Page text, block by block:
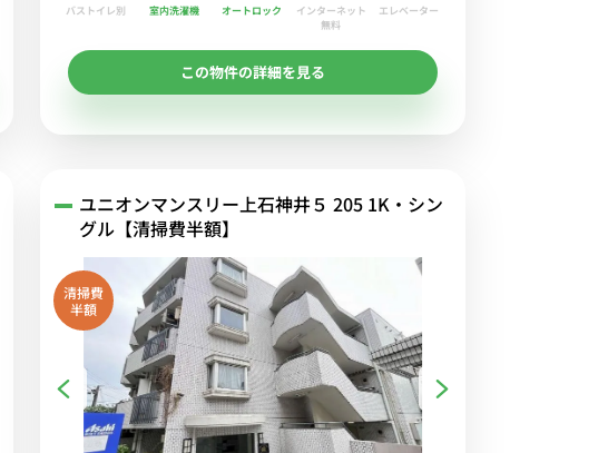
バストイレ別 室内洗濯機 オートロック
インターネット
無料
エレベーター
この物件の詳細を見る
ユニオンマンスリー上石神井５ 205 1K・シン
グル【清掃費半額】
清掃費
半額